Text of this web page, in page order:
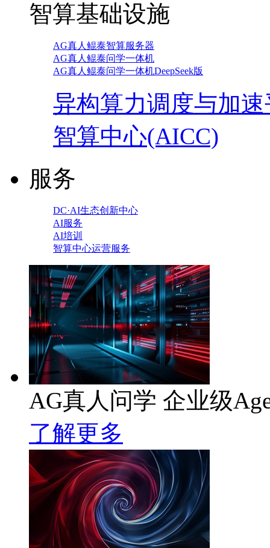
智算基础设施
AG真人鲲泰智算服务器
AG真人鲲泰问学一体机
AG真人鲲泰问学一体机DeepSeek版
异构算力调度与加
智算中心(AICC)
服务
DC·AI生态创新中心
AI服务
AI培训
智算中心运营服务
AG真人问学 企业级
了解更多